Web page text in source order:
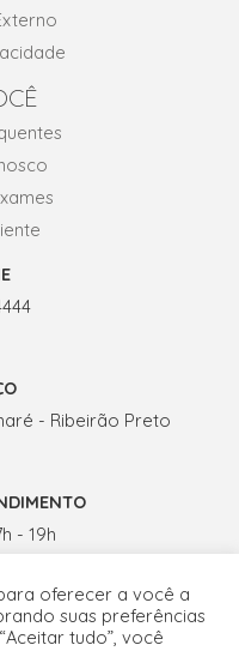
- Ribeirão Preto
- 19h
oferecer a você a
suas preferências
tudo”, você